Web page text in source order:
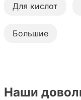
Для кислот
Большие
Наши